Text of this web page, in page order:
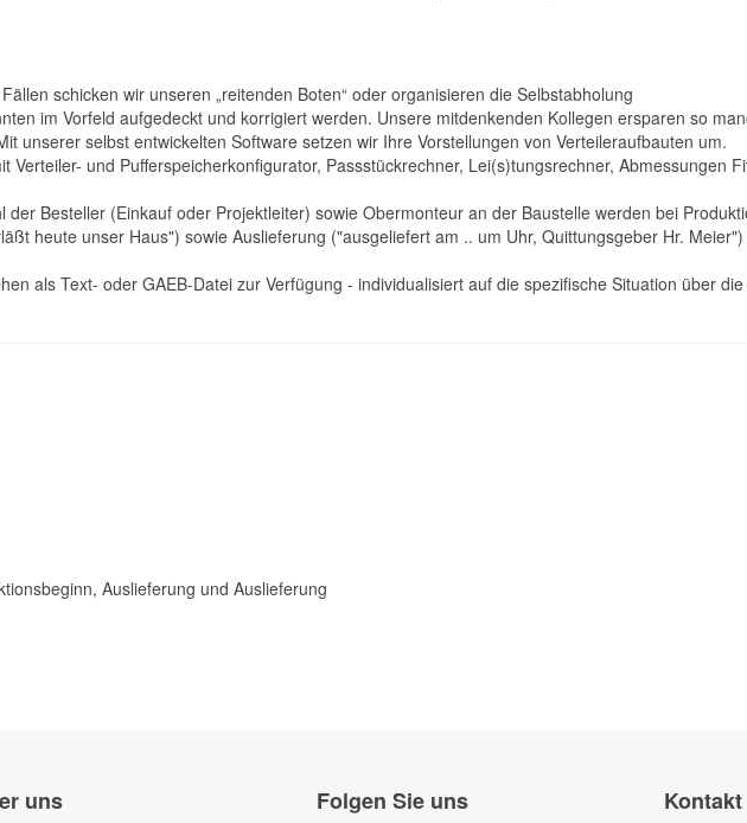
schicken wir unseren „reitenden Boten“ oder organisieren die Selbstabholung
im Vorfeld aufgedeckt und korrigiert werden. Unsere mitdenkenden Kollegen ersparen so
unserer selbst entwickelten Software setzen wir Ihre Vorstellungen von Verteileraufbauten um.
Verteiler- und Pufferspeicherkonfigurator, Passstückrechner, Lei(s)tungsrechner, Abmessungen
der Besteller (Einkauf oder Projektleiter) sowie Obermonteur an der Baustelle werden bei
heute unser Haus") sowie Auslieferung ("ausgeliefert am .. um Uhr, Quittungsgeber Hr.
als Text- oder GAEB-Datei zur Verfügung - individualisiert auf die spezifische Situation über
Auslieferung und Auslieferung
uns Folgen Sie uns Kontakt